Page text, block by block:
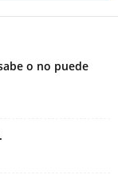
o no puede